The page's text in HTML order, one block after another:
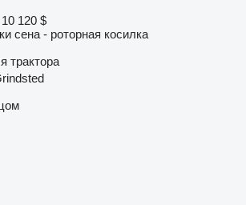
120 $
сена - роторная косилка
трактора